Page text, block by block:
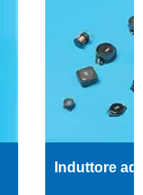
Induttore